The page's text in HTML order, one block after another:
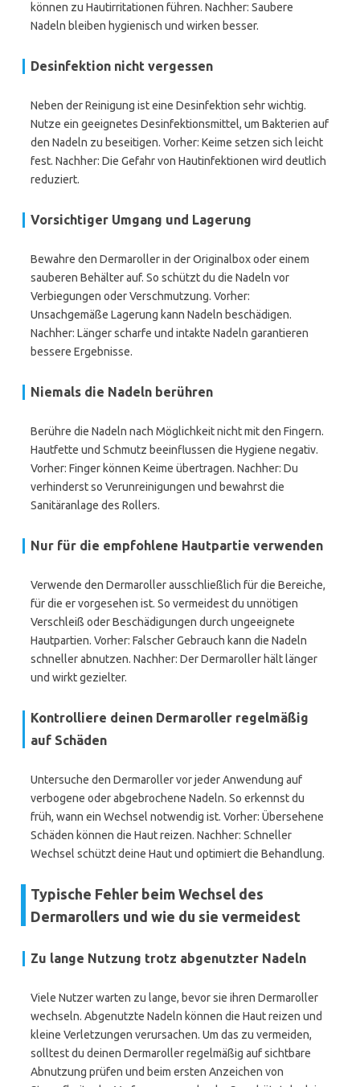
können zu Hautirritationen führen. Nachher: Saubere
Nadeln bleiben hygienisch und wirken besser.
Desinfektion nicht vergessen
Neben der Reinigung ist eine Desinfektion sehr wichtig.
Nutze ein geeignetes Desinfektionsmittel, um Bakterien auf
den Nadeln zu beseitigen. Vorher: Keime setzen sich leicht
fest. Nachher: Die Gefahr von Hautinfektionen wird deutlich
reduziert.
Vorsichtiger Umgang und Lagerung
Bewahre den Dermaroller in der Originalbox oder einem
sauberen Behälter auf. So schützt du die Nadeln vor
Verbiegungen oder Verschmutzung. Vorher:
Unsachgemäße Lagerung kann Nadeln beschädigen.
Nachher: Länger scharfe und intakte Nadeln garantieren
bessere Ergebnisse.
Niemals die Nadeln berühren
Berühre die Nadeln nach Möglichkeit nicht mit den Fingern.
Hautfette und Schmutz beeinflussen die Hygiene negativ.
Vorher: Finger können Keime übertragen. Nachher: Du
verhinderst so Verunreinigungen und bewahrst die
Sanitäranlage des Rollers.
Nur für die empfohlene Hautpartie verwenden
Verwende den Dermaroller ausschließlich für die Bereiche,
für die er vorgesehen ist. So vermeidest du unnötigen
Verschleiß oder Beschädigungen durch ungeeignete
Hautpartien. Vorher: Falscher Gebrauch kann die Nadeln
schneller abnutzen. Nachher: Der Dermaroller hält länger
und wirkt gezielter.
Kontrolliere deinen Dermaroller regelmäßig
auf Schäden
Untersuche den Dermaroller vor jeder Anwendung auf
verbogene oder abgebrochene Nadeln. So erkennst du
früh, wann ein Wechsel notwendig ist. Vorher: Übersehene
Schäden können die Haut reizen. Nachher: Schneller
Wechsel schützt deine Haut und optimiert die Behandlung.
Typische Fehler beim Wechsel des
Dermarollers und wie du sie vermeidest
Zu lange Nutzung trotz abgenutzter Nadeln
Viele Nutzer warten zu lange, bevor sie ihren Dermaroller
wechseln. Abgenutzte Nadeln können die Haut reizen und
kleine Verletzungen verursachen. Um das zu vermeiden,
solltest du deinen Dermaroller regelmäßig auf sichtbare
Abnutzung prüfen und beim ersten Anzeichen von